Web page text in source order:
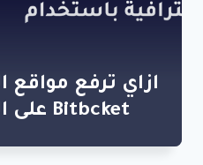
ازاي ترفع مواقع
على السرفر باستخدام Bitbcket